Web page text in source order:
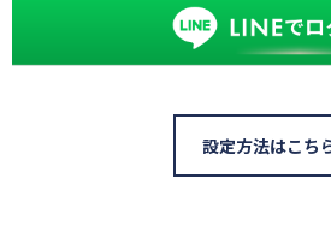
設定方法はこち